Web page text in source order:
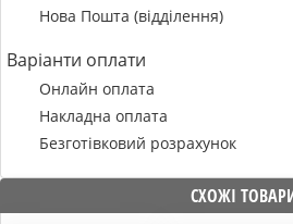
Нова Пошта (відділення)
Варіанти оплати
Онлайн оплата
Накладна оплата
Безготівковий розрахунок
СХОЖІ